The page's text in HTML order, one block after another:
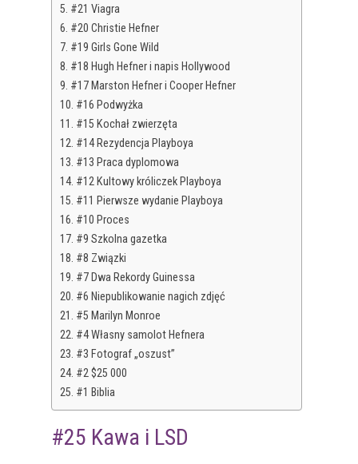
#21 Viagra
#20 Christie Hefner
#19 Girls Gone Wild
#18 Hugh Hefner i napis Hollywood
#17 Marston Hefner i Cooper Hefner
#16 Podwyżka
#15 Kochał zwierzęta
#14 Rezydencja Playboya
#13 Praca dyplomowa
#12 Kultowy króliczek Playboya
#11 Pierwsze wydanie Playboya
#10 Proces
#9 Szkolna gazetka
#8 Związki
#7 Dwa Rekordy Guinessa
#6 Niepublikowanie nagich zdjęć
#5 Marilyn Monroe
#4 Własny samolot Hefnera
#3 Fotograf „oszust”
#2 $25 000
#1 Biblia
#25 Kawa i LSD